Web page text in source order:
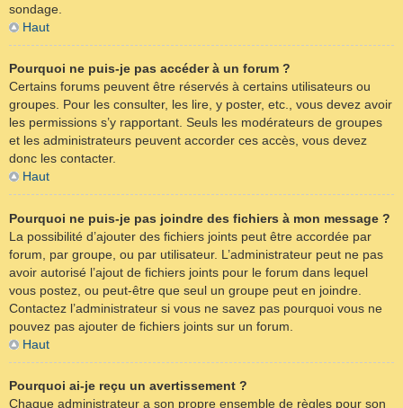
sondage.
Haut
Pourquoi ne puis-je pas accéder à un forum ?
Certains forums peuvent être réservés à certains utilisateurs ou
groupes. Pour les consulter, les lire, y poster, etc., vous devez avoir
les permissions s’y rapportant. Seuls les modérateurs de groupes
et les administrateurs peuvent accorder ces accès, vous devez
donc les contacter.
Haut
Pourquoi ne puis-je pas joindre des fichiers à mon message ?
La possibilité d’ajouter des fichiers joints peut être accordée par
forum, par groupe, ou par utilisateur. L’administrateur peut ne pas
avoir autorisé l’ajout de fichiers joints pour le forum dans lequel
vous postez, ou peut-être que seul un groupe peut en joindre.
Contactez l’administrateur si vous ne savez pas pourquoi vous ne
pouvez pas ajouter de fichiers joints sur un forum.
Haut
Pourquoi ai-je reçu un avertissement ?
Chaque administrateur a son propre ensemble de règles pour son